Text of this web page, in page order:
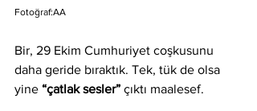
Fotoğraf:AA
Bir, 29 Ekim Cumhuriyet coşkusunu
daha geride bıraktık. Tek, tük de olsa
yine “çatlak sesler” çıktı maalesef.